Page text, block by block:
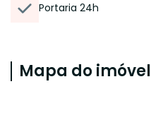
Portaria 24h
Mapa do imóvel